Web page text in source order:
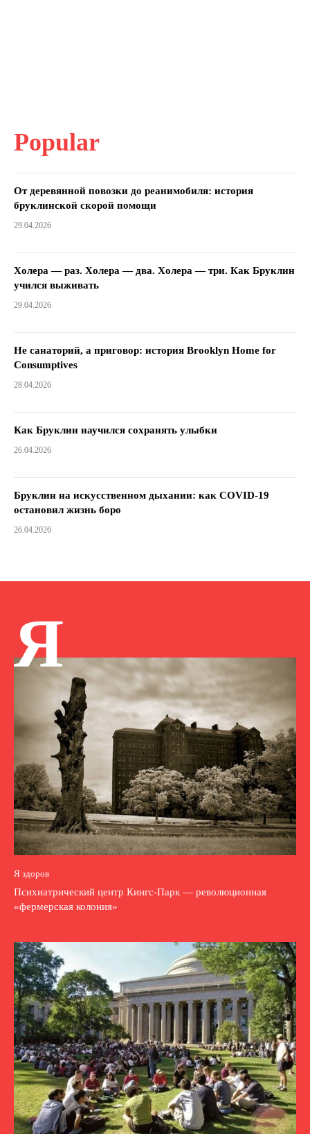
Popular
От деревянной повозки до реанимобиля: история
бруклинской скорой помощи
29.04.2026
Холера — раз. Холера — два. Холера — три. Как Бруклин
учился выживать
29.04.2026
Не санаторий, а приговор: история Brooklyn Home for
Consumptives
28.04.2026
Как Бруклин научился сохранять улыбки
26.04.2026
Бруклин на искусственном дыхании: как COVID-19
остановил жизнь боро
26.04.2026
Я
Я здоров
Психиатрический центр Кингс-Парк — революционная
«фермерская колония»